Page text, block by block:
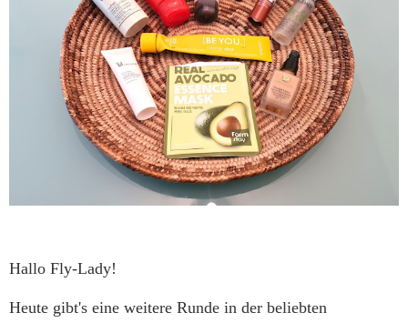
Hallo Fly-Lady!
Heute gibt's eine weitere Runde in der beliebten